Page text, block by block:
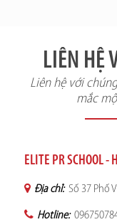
LIÊN HỆ
Liên hệ với
mắc
ELITE PR SCHOOL -
Địa chỉ: Số 37 Phố
Hotline: